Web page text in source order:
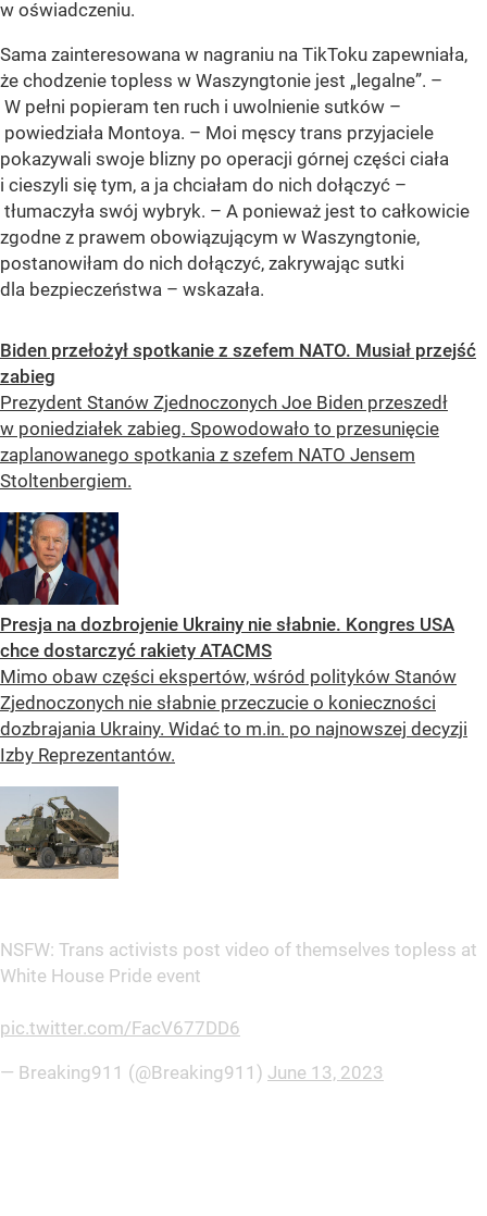
w oświadczeniu.
Sama zainteresowana w nagraniu na TikToku zapewniała,
że chodzenie topless w Waszyngtonie jest „legalne”. –
W pełni popieram ten ruch i uwolnienie sutków –
powiedziała Montoya. – Moi męscy trans przyjaciele
pokazywali swoje blizny po operacji górnej części ciała
i cieszyli się tym, a ja chciałam do nich dołączyć –
tłumaczyła swój wybryk. – A ponieważ jest to całkowicie
zgodne z prawem obowiązującym w Waszyngtonie,
postanowiłam do nich dołączyć, zakrywając sutki
dla bezpieczeństwa – wskazała.
Biden przełożył spotkanie z szefem NATO. Musiał przejść
zabieg
Prezydent Stanów Zjednoczonych Joe Biden przeszedł
w poniedziałek zabieg. Spowodowało to przesunięcie
zaplanowanego spotkania z szefem NATO Jensem
Stoltenbergiem.
Presja na dozbrojenie Ukrainy nie słabnie. Kongres USA
chce dostarczyć rakiety ATACMS
Mimo obaw części ekspertów, wśród polityków Stanów
Zjednoczonych nie słabnie przeczucie o konieczności
dozbrajania Ukrainy. Widać to m.in. po najnowszej decyzji
Izby Reprezentantów.
NSFW: Trans activists post video of themselves topless at
White House Pride event
pic.twitter.com/FacV677DD6
— Breaking911 (@Breaking911) June 13, 2023